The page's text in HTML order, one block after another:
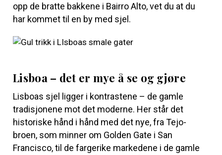
opp de bratte bakkene i Bairro Alto, vet du at du
har kommet til en by med sjel.
Lisboa – det er mye å se og gjøre
Lisboas sjel ligger i kontrastene – de gamle
tradisjonene mot det moderne. Her står det
historiske hånd i hånd med det nye, fra Tejo-
broen, som minner om Golden Gate i San
Francisco, til de fargerike markedene i de gamle